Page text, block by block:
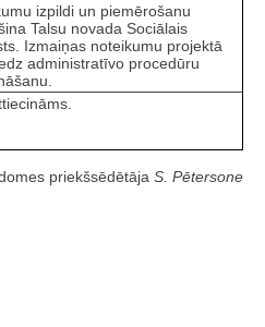
izpildi un piemērošanu
Talsu novada Sociālais
Izmaiņas noteikumu projektā
administratīvo procedūru
priekšsēdētāja S. Pētersone